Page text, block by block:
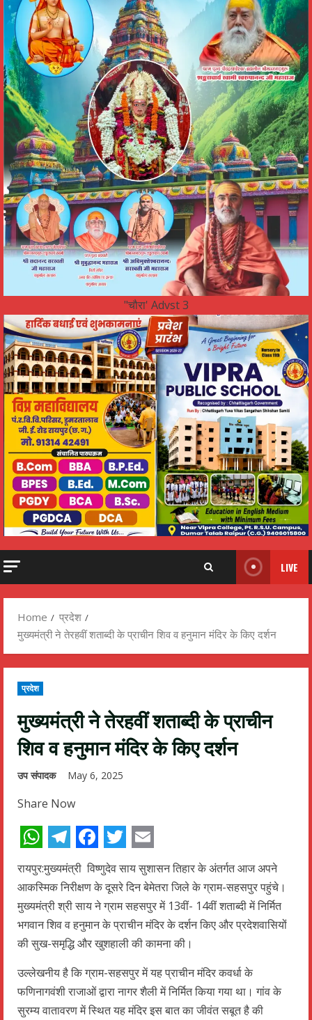
"चौरा' Advst 3
LIVE
Home
प्रदेश
मुख्यमंत्री ने तेरहवीं शताब्दी के प्राचीन शिव व हनुमान मंदिर के किए दर्शन
प्रदेश
मुख्यमंत्री ने तेरहवीं शताब्दी के प्राचीन
शिव व हनुमान मंदिर के किए दर्शन
उप संपादक May 6, 2025
Share Now
WhatsApp
Telegram
Facebook
Twitter
Email
रायपुर:मुख्यमंत्री विष्णुदेव साय सुशासन तिहार के अंतर्गत आज अपने
आकस्मिक निरीक्षण के दूसरे दिन बेमेतरा जिले के ग्राम-सहसपुर पहुंचे।
मुख्यमंत्री श्री साय ने ग्राम सहसपुर में 13वीं- 14वीं शताब्दी में निर्मित
भगवान शिव व हनुमान के प्राचीन मंदिर के दर्शन किए और प्रदेशवासियों
की सुख-समृद्धि और खुशहाली की कामना की।
उल्लेखनीय है कि ग्राम-सहसपुर में यह प्राचीन मंदिर कवर्धा के
फणिनागवंशी राजाओं द्वारा नागर शैली में निर्मित किया गया था। गांव के
सुरम्य वातावरण में स्थित यह मंदिर इस बात का जीवंत सबूत है की